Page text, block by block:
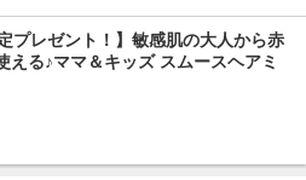
プレゼント！】敏感肌の大人から赤
える♪ママ＆キッズ スムースヘアミ